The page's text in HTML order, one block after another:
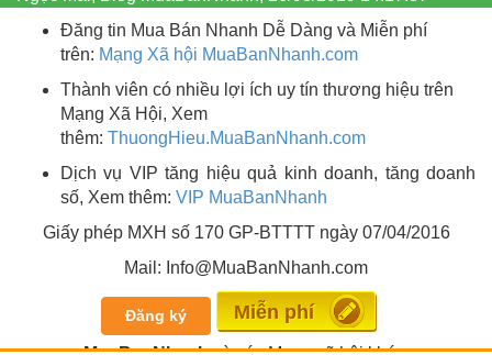
Đăng tin Mua Bán Nhanh Dễ Dàng và Miễn phí
trên: Mạng Xã hội MuaBanNhanh.com
Thành viên có nhiều lợi ích uy tín thương hiệu trên
Mạng Xã Hội, Xem
thêm: ThuongHieu.MuaBanNhanh.com
Dịch vụ VIP tăng hiệu quả kinh doanh, tăng doanh
số, Xem thêm: VIP MuaBanNhanh
Giấy phép MXH số 170 GP-BTTTT ngày 07/04/2016
Mail: Info@MuaBanNhanh.com
Đăng ký Đăng tin